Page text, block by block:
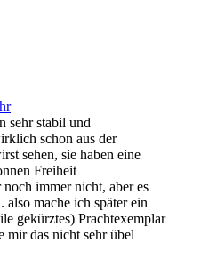
sehr stabil und
schon aus der
sehen, sie haben eine
Freiheit
immer nicht, aber es
also mache ich später ein
gekürztes) Prachtexemplar
mir das nicht sehr übel